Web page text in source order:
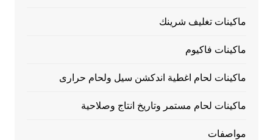
ماكينات تغليف شرينك
ماكينات فاكيوم
ماكينات لحام اغطية اندكشن سيل ولحام حرارى
ماكينات لحام مستمر وتاريخ انتاج وصلاحية
مواصفات